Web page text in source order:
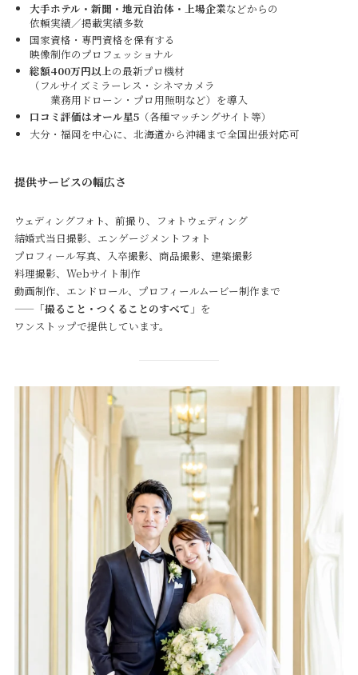
Service
Reservation
公式アプリ
大手ホテル・新聞・地元自治体・上場企業などからの
依頼実績／掲載実績多数
国家資格・専門資格を保有する
映像制作のプロフェッショナル
総額400万円以上の最新プロ機材
（フルサイズミラーレス・シネマカメラ
業務用ドローン・プロ用照明など）を導入
口コミ評価はオール星5（各種マッチングサイト等）
大分・福岡を中心に、北海道から沖縄まで全国出張対応可
提供サービスの幅広さ
ウェディングフォト、前撮り、フォトウェディング
結婚式当日撮影、エンゲージメントフォト
プロフィール写真、入卒撮影、商品撮影、建築撮影
料理撮影、Webサイト制作
動画制作、エンドロール、プロフィールムービー制作まで
——「撮ること・つくることのすべて 」を
ワンストップで提供しています。